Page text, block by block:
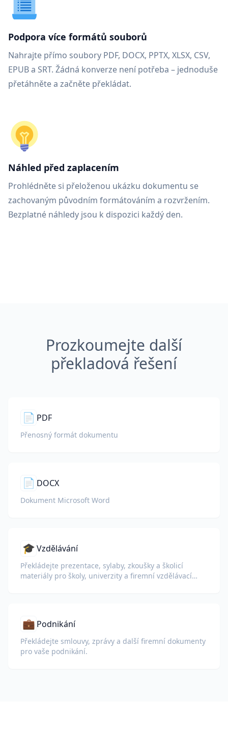
Podpora více formátů souborů
Nahrajte přímo soubory PDF, DOCX, PPTX, XLSX, CSV,
EPUB a SRT. Žádná konverze není potřeba – jednoduše
přetáhněte a začněte překládat.
Náhled před zaplacením
Prohlédněte si přeloženou ukázku dokumentu se
zachovaným původním formátováním a rozvržením.
Bezplatné náhledy jsou k dispozici každý den.
Prozkoumejte další
překladová řešení
📄 PDF
Přenosný formát dokumentu
📄 DOCX
Dokument Microsoft Word
🎓Vzdělávání
Překládejte prezentace, sylaby, zkoušky a školicí
materiály pro školy, univerzity a firemní vzdělávací
💼 Podnikání
Překládejte smlouvy, zprávy a další firemní dokumenty
pro vaše podnikání.